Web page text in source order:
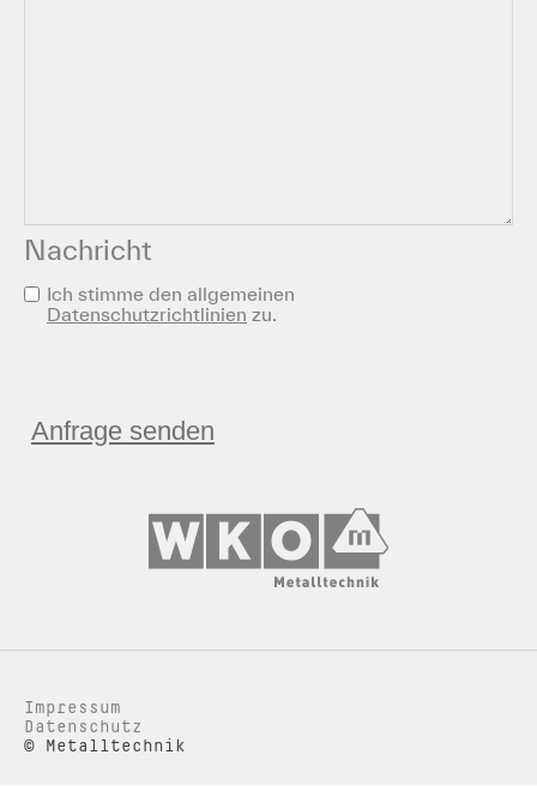
Nachricht
Datenschutz
Ich stimme den allgemeinen
Datenschutzrichtlinien zu.
© Metalltechnik
Impressum
Datenschutz